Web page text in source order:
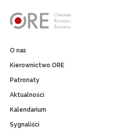
O nas
Kierownictwo ORE
Patronaty
Aktualności
Kalendarium
Sygnaliści